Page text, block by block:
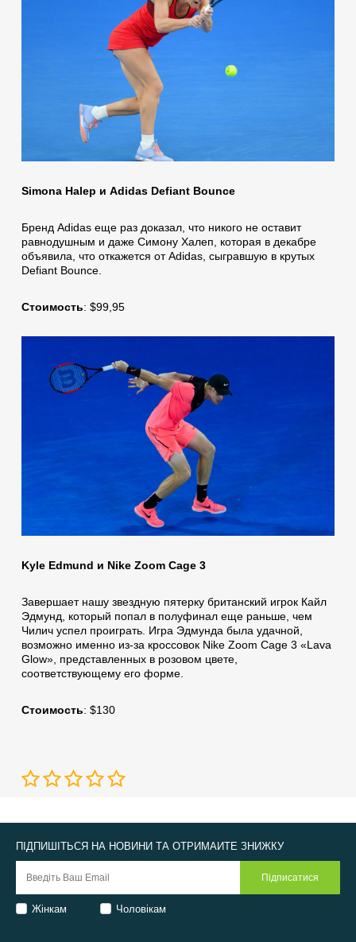
Simona Halep и Adidas Defiant Bounce
Бренд Adidas еще раз доказал, что никого не оставит
равнодушным и даже Симону Халеп, которая в декабре
объявила, что откажется от Adidas, сыгравшую в крутых
Defiant Bounce.
Стоимость: $99,95
Kyle Edmund и Nike Zoom Cage 3
Завершает нашу звездную пятерку британский игрок Кайл
Эдмунд, который попал в полуфинал еще раньше, чем
Чилич успел проиграть. Игра Эдмунда была удачной,
возможно именно из-за кроссовок Nike Zoom Cage 3 «Lava
Glow», представленных в розовом цвете,
соответствующему его форме.
Стоимость: $130
ПІДПИШІТЬСЯ НА НОВИНИ ТА ОТРИМАЙТЕ ЗНИЖКУ
Жінкам Чоловікам